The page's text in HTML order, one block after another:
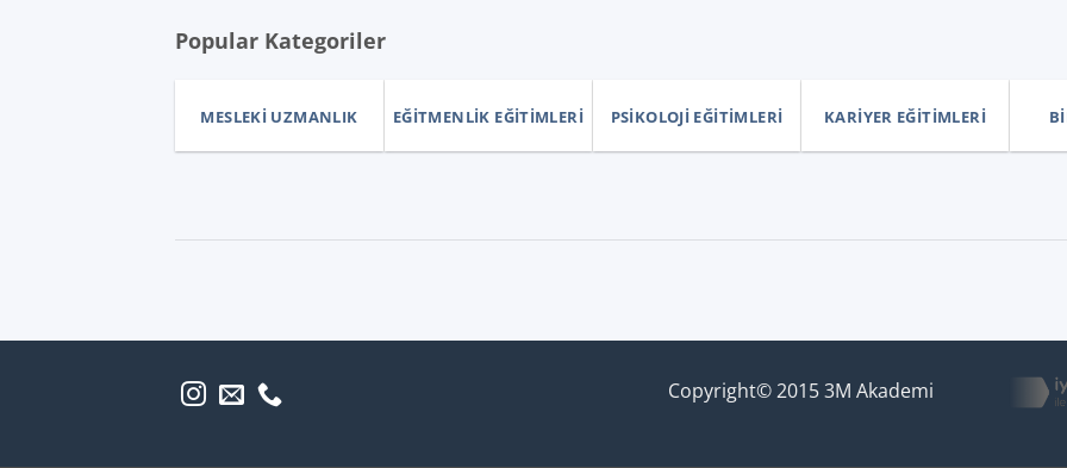
Popular Kategoriler
MESLEKI UZMANLIK EĞITMENLIK EĞITIMLERI PSIKOLOJI EĞITIMLERI KARIYER EĞITIMLERI
Copyright© 2015 3M Akademi